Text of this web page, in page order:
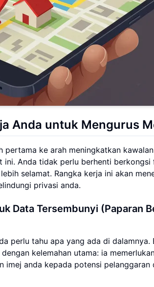
Anda untuk Mengurus
pertama ke arah meningkatkan
ini. Anda tidak perlu berhenti
selamat. Rangka kerja ini akan
privasi anda.
Data Tersembunyi (Paparan
perlu tahu apa yang ada di
kelemahan utama: ia
imej anda kepada potensi pelanggaran